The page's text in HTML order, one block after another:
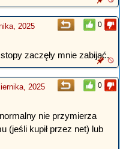
0
2025
zaczęły mnie zabijać.
0
2025
nie przymierza
(jeśli kupił przez net) lub